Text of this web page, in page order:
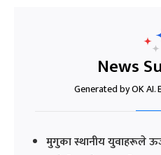
News
Generated by OK
मुगुका स्थानीय युवाहरूले